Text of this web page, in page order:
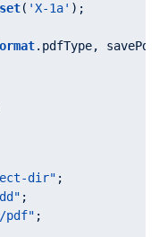
( 'X-1a' );
. pdfType,
dir"
pdf" ;